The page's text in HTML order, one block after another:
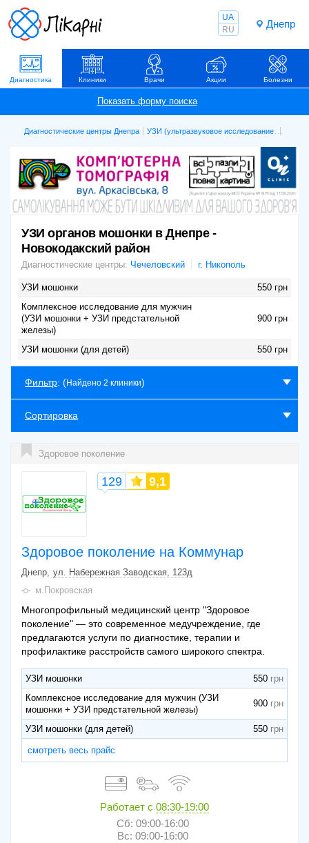
Днепр
UA
RU
Диагностика Клиники Врачи Акции Болезни
Диагностические центры Днепра УЗИ (ультразвуковое исследование)
УЗИ органов мошонки в Днепре -
Новокодакский район
Диагностические центры: Чечеловский г. Никополь
УЗИ мошонки
550 грн
Комплексное исследование для мужчин
(УЗИ мошонки + УЗИ предстательной
железы)
900 грн
УЗИ мошонки (для детей) 550 грн
Фильтр: (Найдено 2 клиники)
Сортировка
Здоровое поколение
Здоровое поколение на Коммунар
129 9,1
Днепр ул. Набережная Заводская, 123д
м.Покровская
Многопрофильный медицинский центр "Здоровое
поколение" — это современное медучреждение, где
предлагаются услуги по диагностике, терапии и
профилактике расстройств самого широкого спектра.
УЗИ мошонки
550
Комплексное исследование для мужчин (УЗИ
мошонки + УЗИ предстательной железы)
900
УЗИ мошонки (для детей) 550
смотреть весь прайс
Работает с 08:30-19:00
Сб: 09:00-16:00
Вс: 09:00-16:00